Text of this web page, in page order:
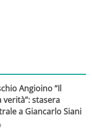
Angioino “Il
verità”: stasera
a Giancarlo Siani